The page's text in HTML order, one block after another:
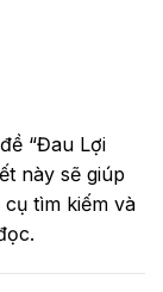
“Đau Lợi
này sẽ giúp
tìm kiếm và